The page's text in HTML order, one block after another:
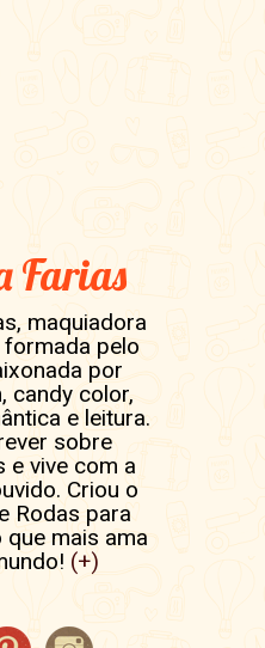
Farias
maquiadora
pelo
por
candy color,
e leitura.
sobre
e vive com a
Criou o
Rodas para
mais ama
(+)